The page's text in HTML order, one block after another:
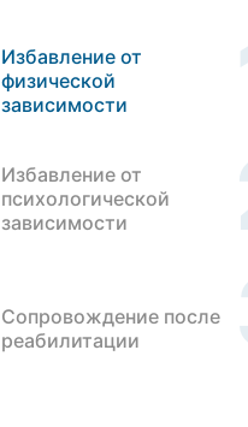
Избавление от
физической
зависимости
Избавление от
психологической
зависимости
Сопровождение после
реабилитации